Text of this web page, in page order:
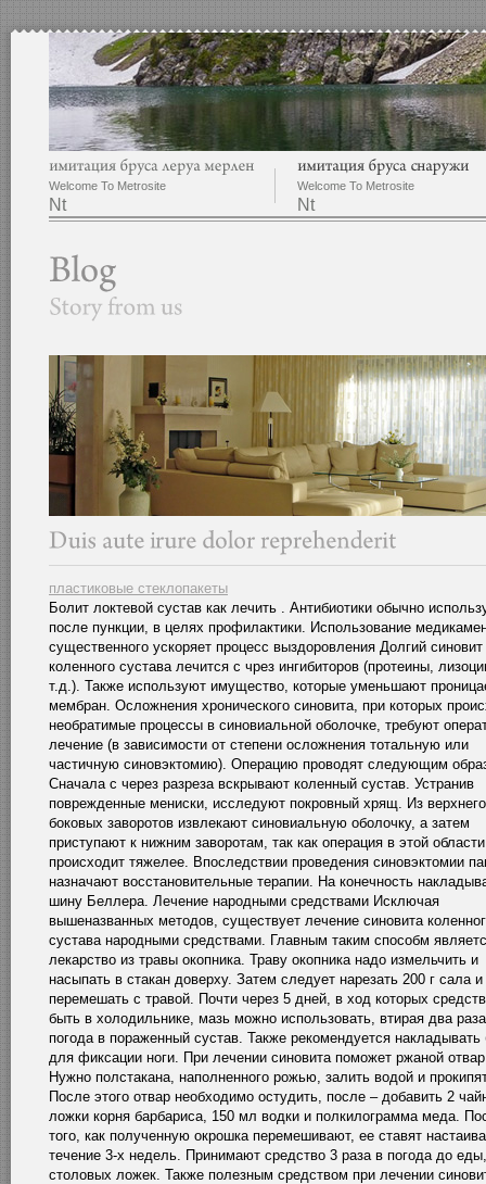
Welcome To Metrosite
Nt
Welcome To Metrosite
Nt
пластиковые стеклопакеты
Болит локтевой сустав как лечить . Антибиотики обычно
после пункции, в целях профилактики. Использование
существенного ускоряет процесс выздоровления Долгий синовит
коленного сустава лечится с чрез ингибиторов (протеины,
т.д.). Также используют имущество, которые уменьшают
мембран. Осложнения хронического синовита, при которых
необратимые процессы в синовиальной оболочке, требуют
лечение (в зависимости от степени осложнения тотальную или
частичную синовэктомию). Операцию проводят следующим
Сначала с через разреза вскрывают коленный сустав. Устранив
поврежденные мениски, исследуют покровный хрящ. Из
боковых заворотов извлекают синовиальную оболочку, а затем
приступают к нижним заворотам, так как операция в этой области
происходит тяжелее. Впоследствии проведения синовэктомии
назначают восстановительные терапии. На конечность
шину Беллера. Лечение народными средствами Исключая
вышеназванных методов, существует лечение синовита
сустава народными средствами. Главным таким способм
лекарство из травы окопника. Траву окопника надо измельчить и
насыпать в стакан доверху. Затем следует нарезать 200 г сала и
перемешать с травой. Почти через 5 дней, в ход которых
быть в холодильнике, мазь можно использовать, втирая два
погода в пораженный сустав. Также рекомендуется накладывать
для фиксации ноги. При лечении синовита поможет ржаной
Нужно полстакана, наполненного рожью, залить водой и
После этого отвар необходимо остудить, после – добавить 2
ложки корня барбариса, 150 мл водки и полкилограмма меда.
того, как полученную окрошка перемешивают, ее ставят
течение 3-х недель. Принимают средство 3 раза в погода до
столовых ложек. Также полезным средством при лечении